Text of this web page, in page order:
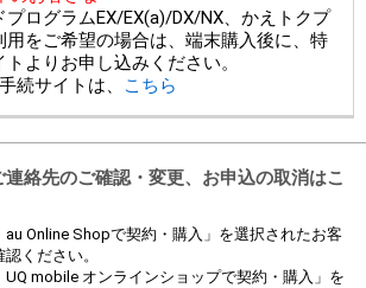
プログラムEX/EX(a)/DX/NX、かえトクプ
用をご希望の場合は、端末購入後に、特
よりお申し込みください。
サイトは、
こちら
絡先のご確認・変更、お申込の取消はこ
au Online Shopで契約・購入」を選択されたお客
ください。
UQ mobile オンラインショップで契約・購入」を